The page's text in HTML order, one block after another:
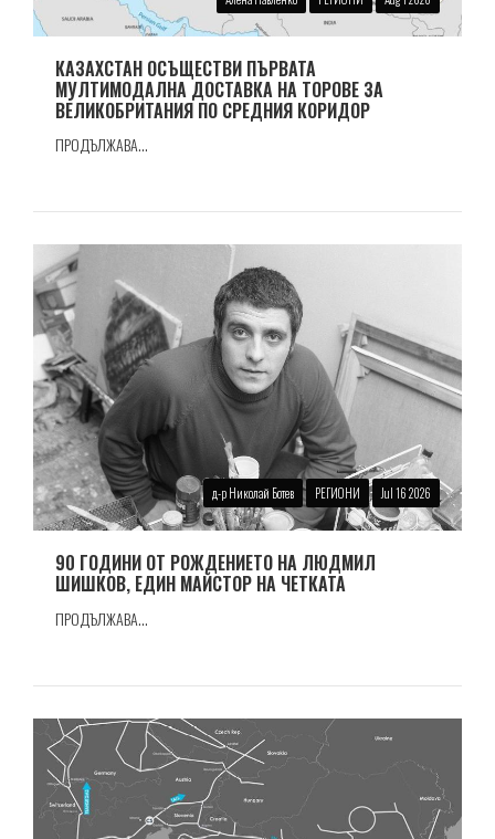
КАЗАХСТАН ОСЪЩЕСТВИ ПЪРВАТА
МУЛТИМОДАЛНА ДОСТАВКА НА ТОРОВЕ ЗА
ВЕЛИКОБРИТАНИЯ ПО СРЕДНИЯ КОРИДОР
ПРОДЪЛЖАВА...
д-р Николай Ботев РЕГИОНИ Jul 16 2026
90 ГОДИНИ ОТ РОЖДЕНИЕТО НА ЛЮДМИЛ
ШИШКОВ, ЕДИН МАЙСТОР НА ЧЕТКАТА
ПРОДЪЛЖАВА...